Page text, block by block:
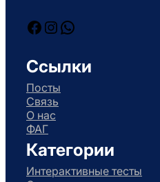
Facebook
Instagram
WhatsApp
Ссылки
Посты
Связь
О нас
ФАГ
Категории
Интерактивные тесты